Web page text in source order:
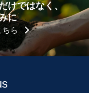
けではなく、
に
ちら